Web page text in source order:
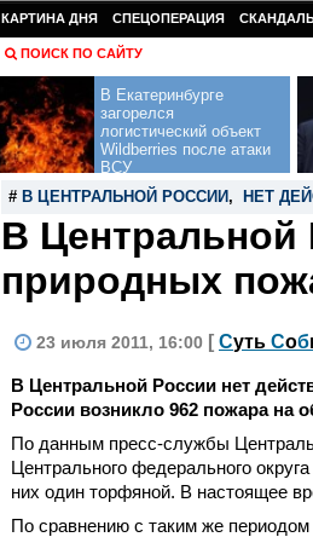
КАРТИНА ДНЯ СПЕЦОПЕРАЦИЯ
ПОИСК ПО САЙТУ
В Екатеринбурге
загорелся
логистический объект
Wildberries после атаки
ВСУ
# В ЦЕНТРАЛЬНОЙ РОССИИ , НЕТ
В Центральной
природных
23 июля 2011, 16:00 [ Суть Соб
В Центральной России нет
России возникло 962 пожара на
По данным пресс-службы
Центрального федерального
них один торфяной. В настоящее
По сравнению с таким же